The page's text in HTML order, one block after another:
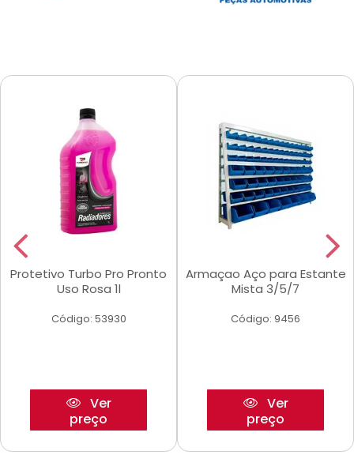
Protetivo Turbo Pro Pronto
Uso Rosa 1l
Código: 53930
Ver
preço
Armaçao Aço para Estante
Mista 3/5/7
Código: 9456
Ver
preço